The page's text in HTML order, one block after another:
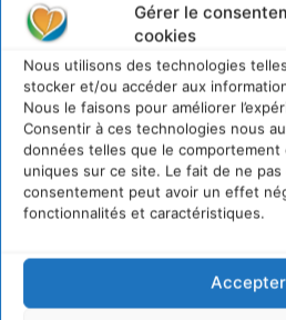
Gérer le
cookies
Nous utilisons des technologies
stocker et/ou accéder aux
Nous le faisons pour améliorer
Consentir à ces technologies nous
données telles que le comportement
uniques sur ce site. Le fait de ne
consentement peut avoir un effet
fonctionnalités et caractéristiques.
Accepter
Développer notre attention
non humaines avec les
30 juillet 2026
Un kit citoyen pour lever les
développement des forêts
villes
29 juillet 2026
L’éco-anxiété informe et
28 juillet 2026
7 indicateurs pour des villes
adaptées au changement
27 juillet 2026